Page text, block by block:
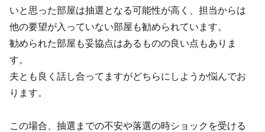
いと思った部屋は抽選となる可能性が高く、担当からは
他の要望が入っていない部屋も勧められています。
勧められた部屋も妥協点はあるものの良い点もありま
す。
夫とも良く話し合ってますがどちらにしようか悩んでお
ります。
この場合、抽選までの不安や落選の時ショックを受ける